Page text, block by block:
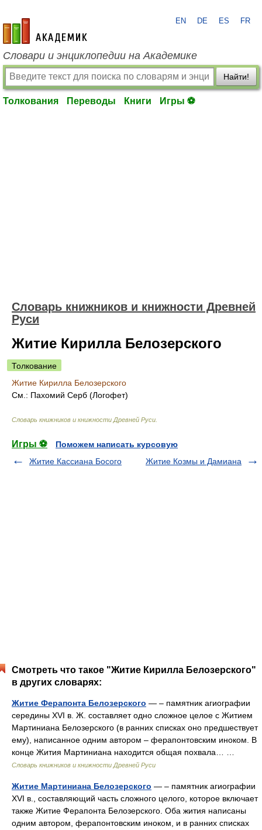
academic.ru
EN DE ES FR
Словари и энциклопедии на Академике
Найти!
Толкования Переводы Книги Игры ⚽
Словарь книжников и книжности Древней
Руси
Житие Кирилла Белозерского
Толкование
Житие Кирилла Белозерского
См.: Пахомий Серб (Логофет)
Словарь книжников и книжности Древней Руси
Игры ⚽
Поможем написать курсовую
Житие Кассиана Босого
Житие Козмы и Дамиана
Смотреть что такое "Житие Кирилла Белозерского"
в других словарях:
Житие Ферапонта Белозерского — – памятник агиографии
середины XVI в. Ж. составляет одно сложное целое с Житием
Мартиниана Белозерского (в ранних списках оно предшествует
ему), написанное одним автором – ферапонтовским иноком. В
конце Жития Мартиниана находится общая похвала… …
Словарь книжников и книжности Древней Руси
Житие Мартиниана Белозерского — – памятник агиографии
XVI в., составляющий часть сложного целого, которое включает
также Житие Ферапонта Белозерского. Оба жития написаны
одним автором, ферапонтовским иноком, и в ранних списках